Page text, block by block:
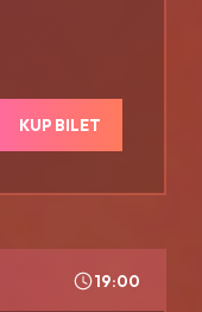
KUP BILET
19:00